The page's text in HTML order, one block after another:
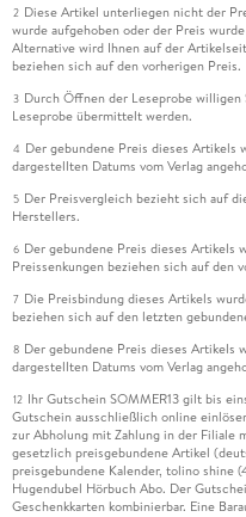
2 Diese Artikel unterliegen nicht der
wurde aufgehoben oder der Preis
Alternative wird Ihnen auf der
beziehen sich auf den vorherigen Preis.
3 Durch Öffnen der Leseprobe willigen
Leseprobe übermittelt werden.
4 Der gebundene Preis dieses Artikels
dargestellten Datums vom Verlag
5 Der Preisvergleich bezieht sich auf
Herstellers.
6 Der gebundene Preis dieses Artikels
Preissenkungen beziehen sich auf den
7 Die Preisbindung dieses Artikels
beziehen sich auf den letzten
8 Der gebundene Preis dieses Artikels
dargestellten Datums vom Verlag
12 Ihr Gutschein SOMMER13 gilt bis
Gutschein ausschließlich online
zur Abholung mit Zahlung in der
gesetzlich preisgebundene Artikel
preisgebundene Kalender, tolino shine
Hugendubel Hörbuch Abo. Der
Geschenkkarten kombinierbar. Eine